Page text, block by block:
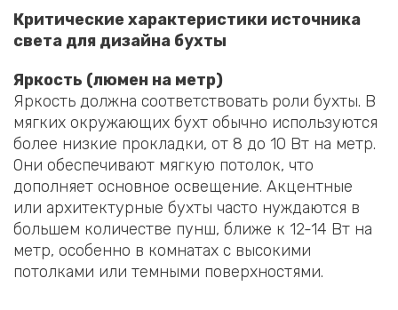
Критические характеристики источника
света для дизайна бухты
Яркость (люмен на метр)
Яркость должна соответствовать роли бухты. В
мягких окружающих бухт обычно используются
более низкие прокладки, от 8 до 10 Вт на метр.
Они обеспечивают мягкую потолок, что
дополняет основное освещение. Акцентные
или архитектурные бухты часто нуждаются в
большем количестве пунш, ближе к 12-14 Вт на
метр, особенно в комнатах с высокими
потолками или темными поверхностями.